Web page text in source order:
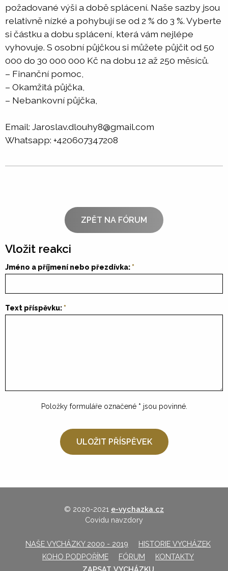
požadované výši a době splácení. Naše sazby jsou
relativně nízké a pohybují se od 2 % do 3 %. Vyberte
si částku a dobu splácení, která vám nejlépe
vyhovuje. S osobní půjčkou si můžete půjčit od 50
000 do 30 000 000 Kč na dobu 12 až 250 měsíců.
– Finanční pomoc,
– Okamžitá půjčka,
– Nebankovní půjčka,
Email: Jaroslav.dlouhy8@gmail.com
Whatsapp: +420607347208
ZPĚT NA FÓRUM
Vložit reakci
Jméno a příjmení nebo přezdívka:
Text příspěvku:
Položky formuláře označené * jsou povinné.
© 2020-2021 e-vychazka.cz
Covidu navzdory
NAŠE VYCHÁZKY 2000 - 2019
HISTORIE VYCHÁZEK
KOHO PODPOŘÍME
FÓRUM
KONTAKTY
ZAPSAT VYCHÁZKU